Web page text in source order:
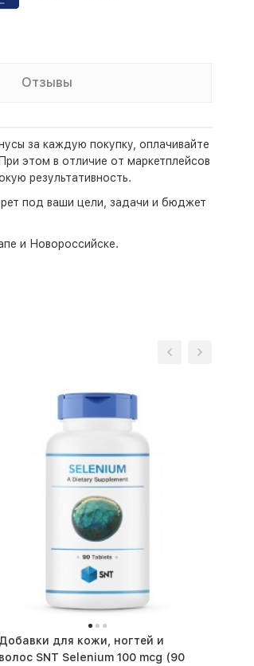
Отзывы
за каждую покупку, оплачивайте
этом в отличие от маркетплейсов
результативность.
под ваши цели, задачи и бюджет
и Новороссийске.
Добавки для кожи, ногтей и
волос SNT Selenium 100 mcg (90